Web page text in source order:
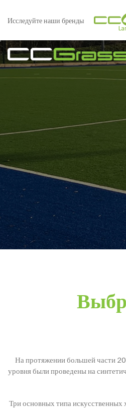
Исследуйте наши бренды
На протяжении большей части
уровня были проведены на
Три основных типа